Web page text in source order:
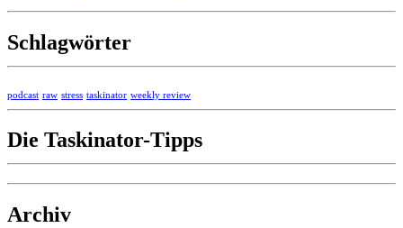
Schlagwörter
podcast raw stress taskinator weekly review
Die Taskinator-Tipps
Archiv